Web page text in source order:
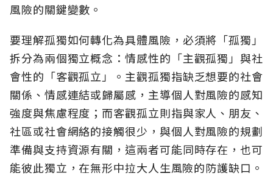
風險的關鍵變數。
要理解孤獨如何轉化為具體風險，必須將「孤獨」
拆分為兩個獨立概念：情感性的「主觀孤獨」與社
會性的「客觀孤立」。主觀孤獨指缺乏想要的社會
關係、情感連結或歸屬感，主導個人對風險的感知
強度與焦慮程度；而客觀孤立則指與家人、朋友、
社區或社會網絡的接觸很少，與個人對風險的規劃
準備與支持資源有關，這兩者可能同時存在，也可
能彼此獨立，在無形中拉大人生風險的防護缺口。